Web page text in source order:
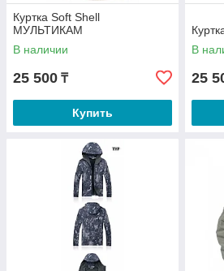
Куртка Soft Shell
МУЛЬТИКАМ
В наличии
25 500 ₸
Купить
В
25